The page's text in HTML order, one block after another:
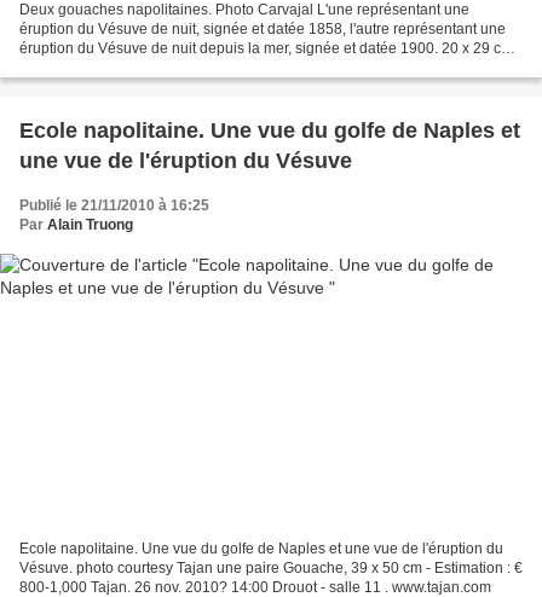
Deux gouaches napolitaines. Photo Carvajal L'une représentant une
éruption du Vésuve de nuit, signée et datée 1858, l'autre représentant une
éruption du Vésuve de nuit depuis la mer, signée et datée 1900. 20 x 29 cm
Ecole napolitaine. Une vue du golfe de Naples et
une vue de l'éruption du Vésuve
Publié le 21/11/2010 à 16:25
Par Alain Truong
Ecole napolitaine. Une vue du golfe de Naples et une vue de l'éruption du
Vésuve. photo courtesy Tajan une paire Gouache, 39 x 50 cm - Estimation : €
800-1,000 Tajan. 26 nov. 2010? 14:00 Drouot - salle 11 . www.tajan.com